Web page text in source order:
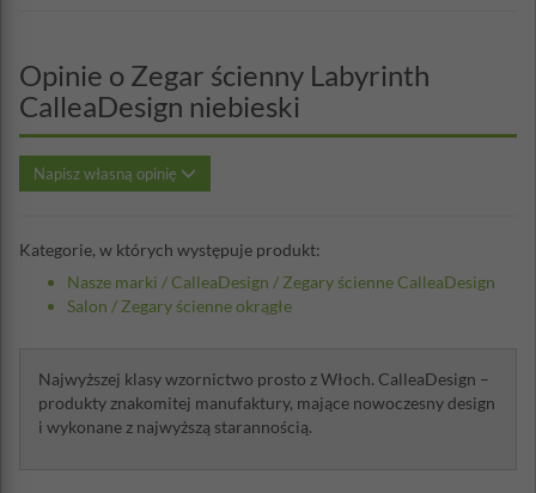
Opinie o Zegar ścienny Labyrinth
CalleaDesign niebieski
Napisz własną opinię
Kategorie, w których występuje produkt:
Nasze marki /CalleaDesign / Zegary ścienne CalleaDesign
Salon / Zegary ścienne okrągłe
Najwyższej klasy wzornictwo prosto z Włoch. CalleaDesign –
produkty znakomitej manufaktury, mające nowoczesny design
i wykonane z najwyższą starannością.